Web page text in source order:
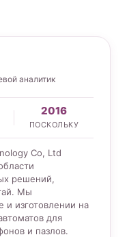
аналитик
2016
ПОСКОЛЬКУ
Co, Ltd
решений,
Мы
и изготовлении на
для
и пазлов.